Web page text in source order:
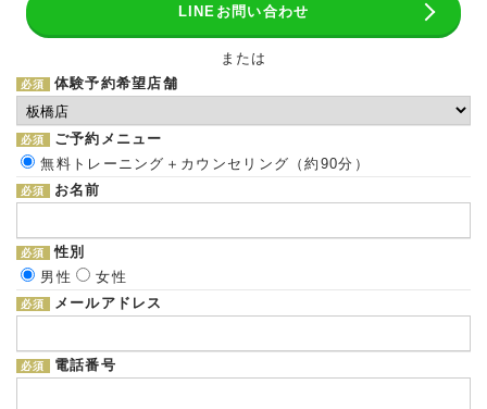
LINEお問い合わせ
または
必須 体験予約希望店舗
必須
ご予約メニュー
無料トレーニング＋カウンセリング（約90分）
必須 お名前
必須
性別
男性
女性
必須 メールアドレス
必須 電話番号